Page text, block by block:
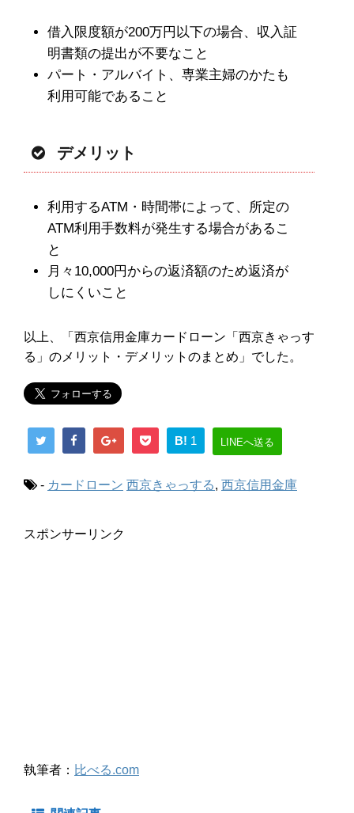
借入限度額が200万円以下の場合、収入証
明書類の提出が不要なこと
パート・アルバイト、専業主婦のかたも
利用可能であること
デメリット
利用するATM・時間帯によって、所定の
ATM利用手数料が発生する場合があるこ
と
月々10,000円からの返済額のため返済が
しにくいこと
以上、「西京信用金庫カードローン「西京きゃっす
る」のメリット・デメリットのまとめ」でした。
B! 1 LINEへ送る
- カードローン 西京きゃっする, 西京信用金庫
スポンサーリンク
執筆者： 比べる.com